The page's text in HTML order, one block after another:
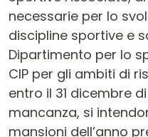
necessarie per lo
discipline sportive e
Dipartimento per lo
CIP per gli ambiti di
entro il 31 dicembre
mancanza, si
mansioni dell’anno